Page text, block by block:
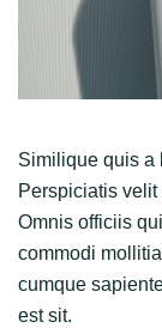
Similique quis a
Perspiciatis
Omnis officiis
commodi
cumque
est sit.